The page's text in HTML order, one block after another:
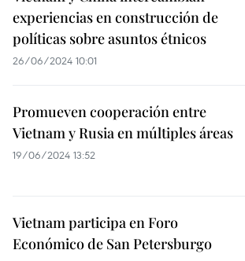
experiencias en construcción de
políticas sobre asuntos étnicos
26/06/2024 10:01
Promueven cooperación entre
Vietnam y Rusia en múltiples áreas
19/06/2024 13:52
Vietnam participa en Foro
Económico de San Petersburgo